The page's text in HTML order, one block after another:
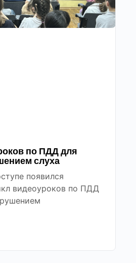
по ПДД для
слуха
появился
видеоуроков по ПДД